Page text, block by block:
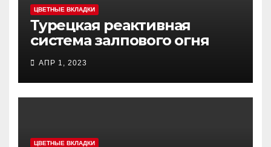
ЦВЕТНЫЕ ВКЛАДКИ
Турецкая реактивная
система залпового огня
MCL (Multi-Caliber Launcher)
АПР 1, 2023
ЦВЕТНЫЕ ВКЛАДКИ